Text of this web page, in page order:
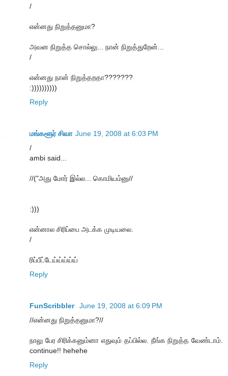
/
என்னது நிறுத்தனுமா?
அவன நிறுத்த சொல்லு... நான் நிறுத்துறேன்...
/
என்னது நான் நிறுத்தறதா???????
:))))))))))
Reply
மங்களூர் சிவா June 19, 2008 at 6:03 PM
/
ambi said...
//("அது மோர் இல்ல... கொமியம்னு//
:)))
என்னால சிரிப்பை அடக்க முடியலை.
/
ரிப்பீட்டேய்ய்ய்ய்ய்
Reply
FunScribbler June 19, 2008 at 6:09 PM
//என்னது நிறுத்தனுமா?//
நாலு பேர சிரிக்கனும்னா எதுவும் தப்பில்ல. நீங்க நிறுத்த வேண்டாம்.
continue!! hehehe
Reply